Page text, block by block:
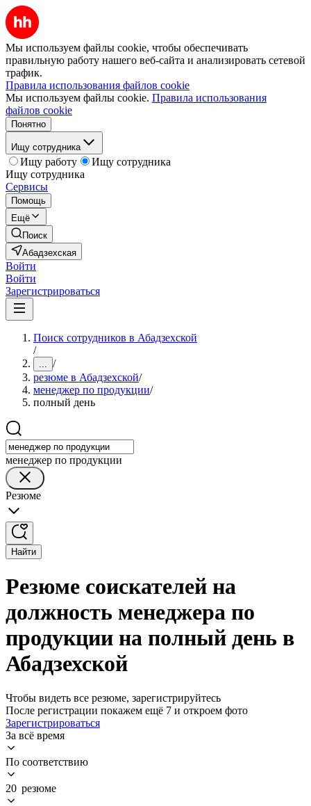
Мы используем файлы cookie, чтобы обеспечивать
правильную работу нашего веб-сайта и анализировать сетевой
трафик.
Правила использования файлов cookie
Мы используем файлы cookie. Правила использования
файлов cookie
Понятно
Ищу сотрудника
Ищу работу
Ищу сотрудника
Ищу сотрудника
Сервисы
Помощь
Ещё
Поиск
Абадзехская
Войти
Войти
Зарегистрироваться
Поиск сотрудников в Абадзехской
/
... /
резюме в Абадзехской/
менеджер по продукции/
полный день
менеджер по продукции
Резюме
Найти
Резюме соискателей на
должность менеджера по
продукции на полный день в
Абадзехской
Чтобы видеть все резюме, зарегистрируйтесь
После регистрации покажем ещё 7 и откроем фото
Зарегистрироваться
За всё время
По соответствию
20 резюме